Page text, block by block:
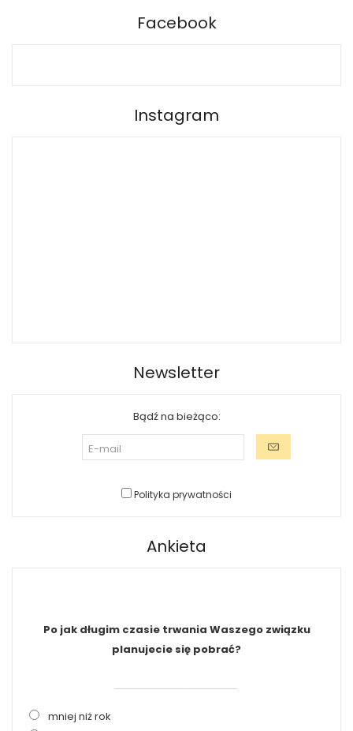
Facebook
Instagram
Newsletter
Bądź na bieżąco:
Polityka prywatności
Ankieta
Po jak długim czasie trwania Waszego związku
planujecie się pobrać?
mniej niż rok